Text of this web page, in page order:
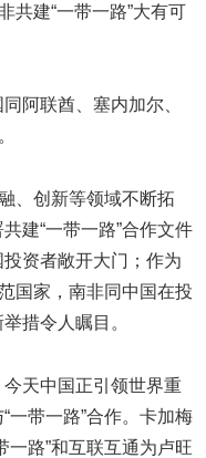
共建“一带一路”大有可
阿联酋、塞内加尔、
、创新等领域不断拓
建“一带一路”合作文件
资者敞开大门；作为
国家，南非同中国在投
措令人瞩目。
天中国正引领世界重
一带一路”合作。卡加梅
一路”和互联互通为卢旺